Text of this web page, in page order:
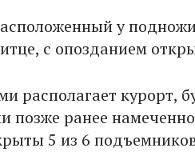
у
с опозданием
располагает курорт,
позже ранее
5 из 6